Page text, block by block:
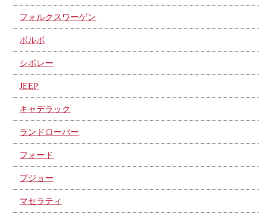
フォルクスワーゲン
ボルボ
シボレー
JEEP
キャデラック
ランドローバー
フォード
プジョー
マセラティ